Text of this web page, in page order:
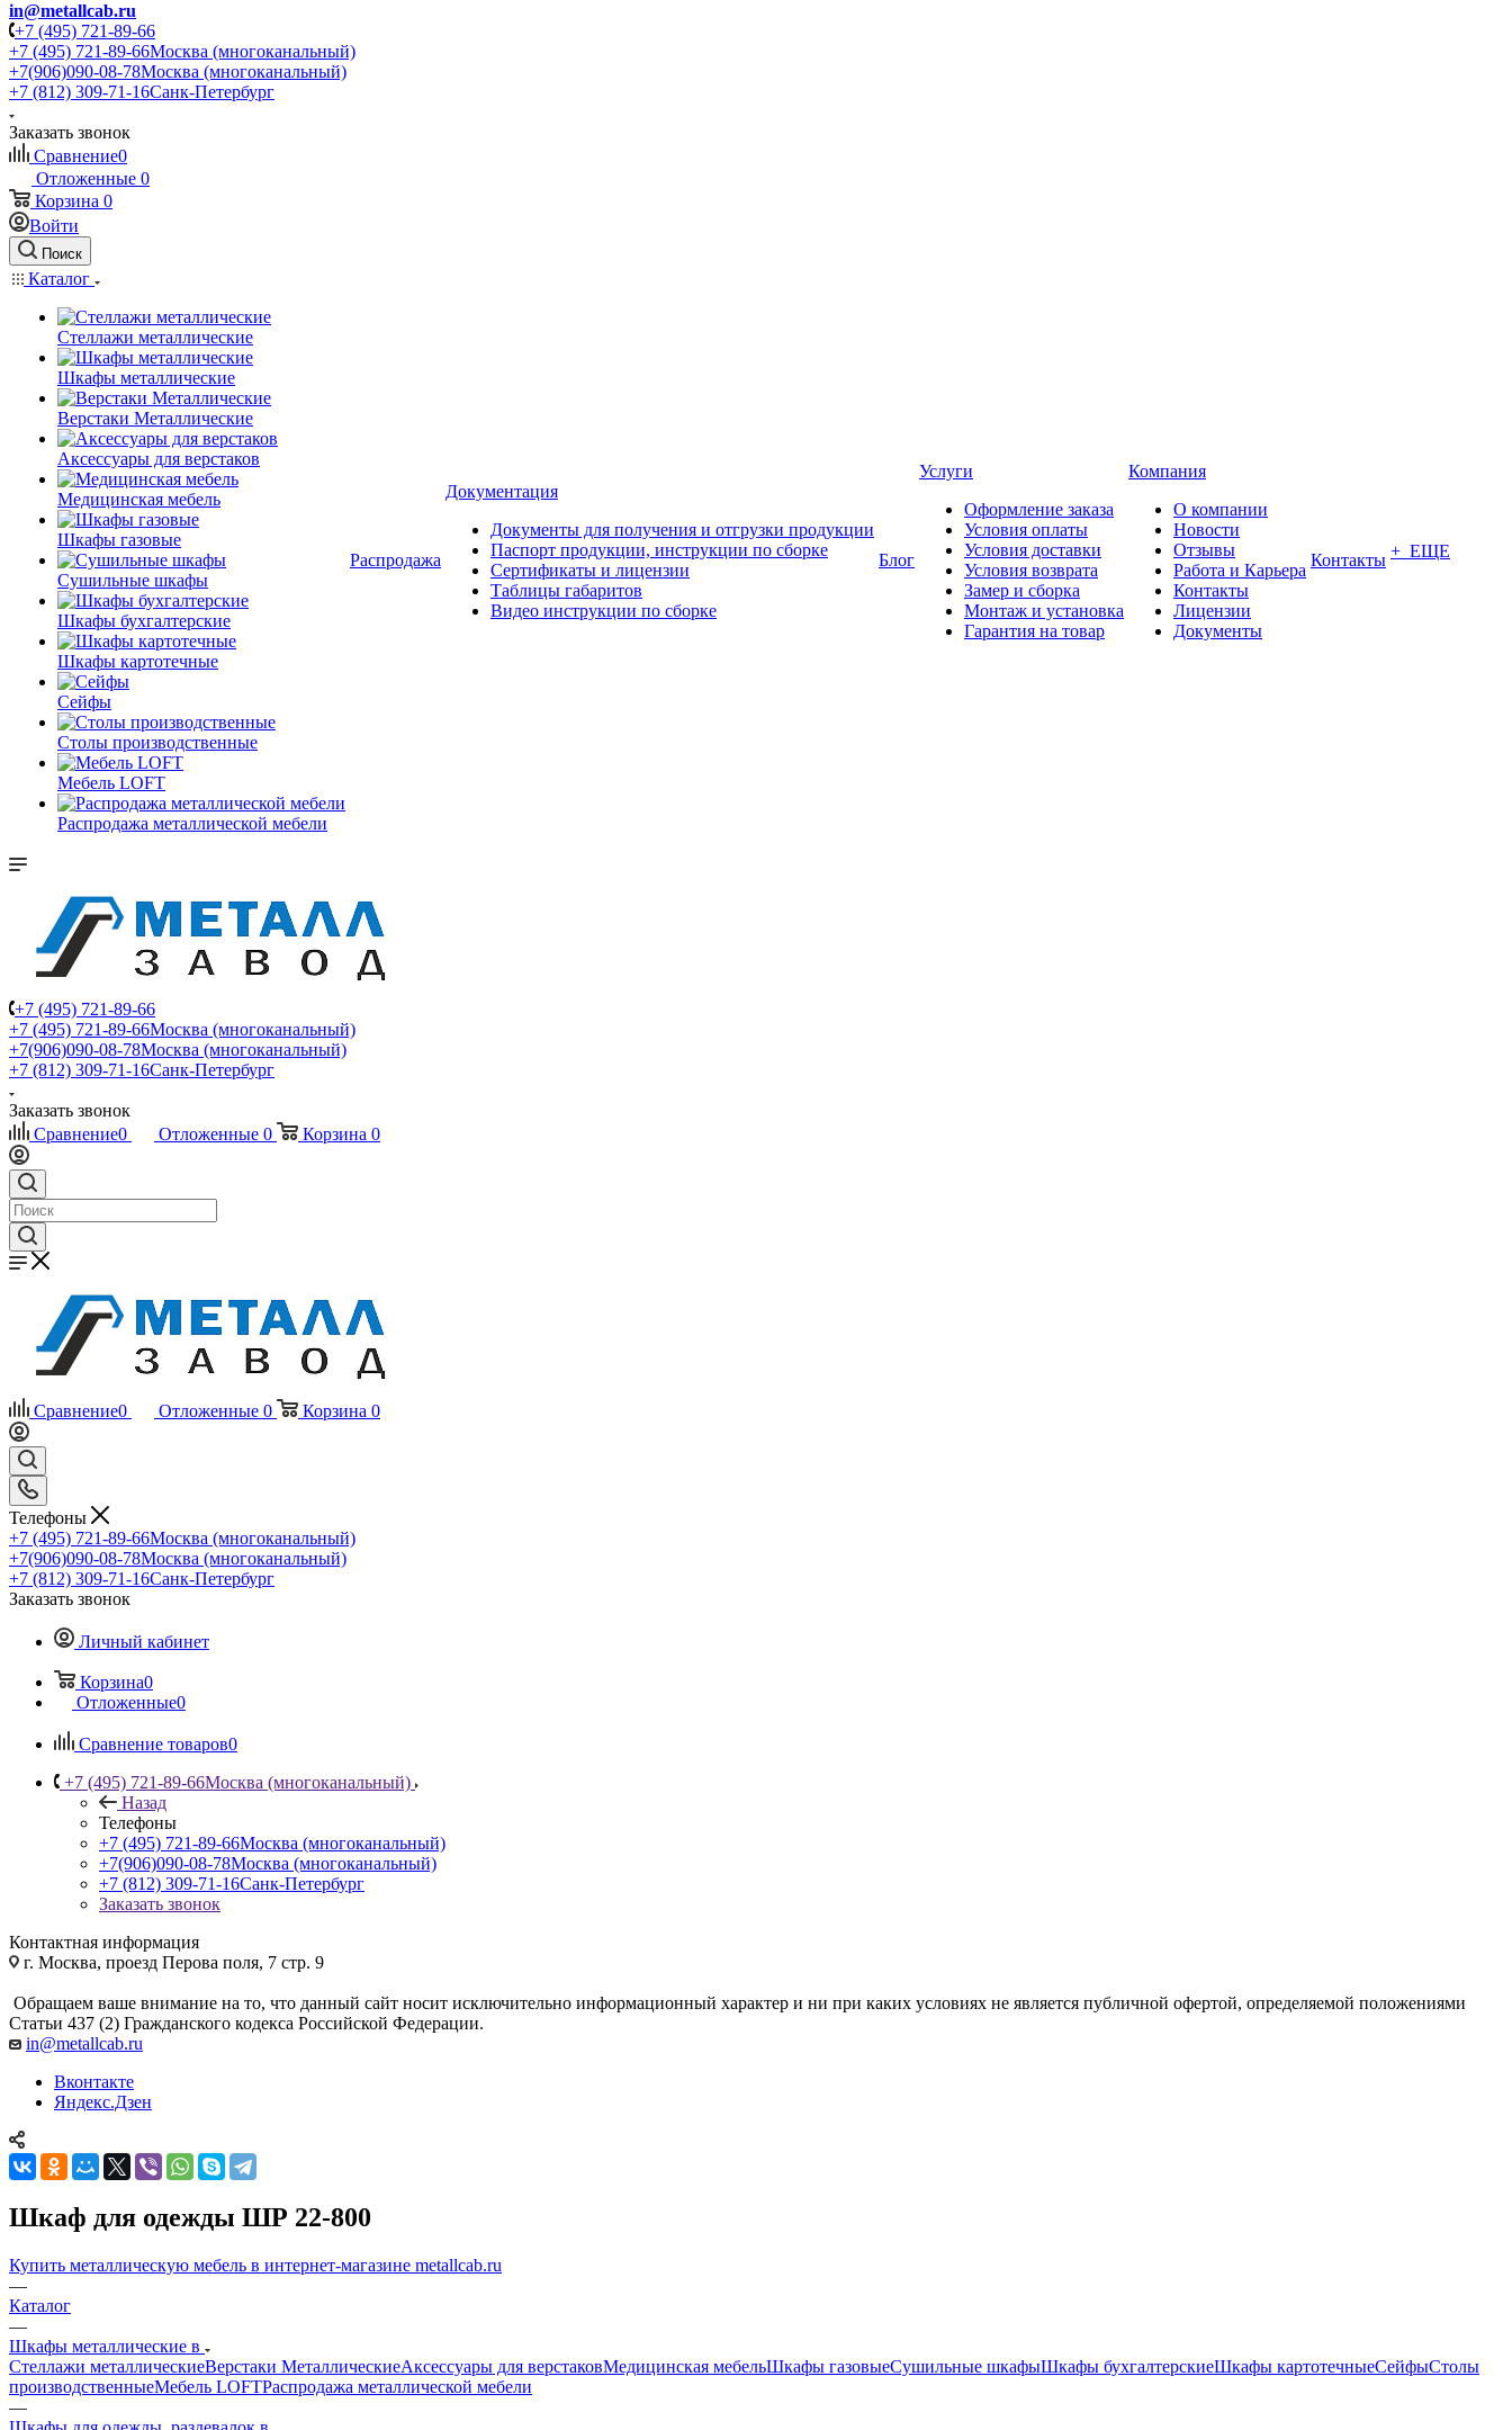
in@metallcab.ru
+7 (495) 721-89-66
+7 (495) 721-89-66Москва (многоканальный)
+7(906)090-08-78Москва (многоканальный)
+7 (812) 309-71-16Санк-Петербург
Заказать звонок
Сравнение0
Отложенные 0
Корзина 0
Войти
Поиск
Каталог
Стеллажи металлические
Шкафы металлические
Верстаки Металлические
Аксессуары для верстаков
Медицинская мебель
Шкафы газовые
Сушильные шкафы
Шкафы бухгалтерские
Шкафы картотечные
Сейфы
Столы производственные
Мебель LOFT
Распродажа металлической мебели
Распродажа
Документация
Документы для получения и отгрузки продукции
Паспорт продукции, инструкции по сборке
Сертификаты и лицензии
Таблицы габаритов
Видео инструкции по сборке
Блог
Услуги
Оформление заказа
Условия оплаты
Условия доставки
Условия возврата
Замер и сборка
Монтаж и установка
Гарантия на товар
Компания
О компании
Новости
Отзывы
Работа и Карьера
Контакты
Лицензии
Документы
Контакты + ЕЩЕ
+7 (495) 721-89-66
+7 (495) 721-89-66Москва (многоканальный)
+7(906)090-08-78Москва (многоканальный)
+7 (812) 309-71-16Санк-Петербург
Заказать звонок
Сравнение0 Отложенные 0 Корзина 0
Сравнение0 Отложенные 0 Корзина 0
Телефоны
+7 (495) 721-89-66Москва (многоканальный)
+7(906)090-08-78Москва (многоканальный)
+7 (812) 309-71-16Санк-Петербург
Заказать звонок
Личный кабинет
Корзина0
Отложенные0
Сравнение товаров0
+7 (495) 721-89-66Москва (многоканальный)
Назад
Телефоны
+7 (495) 721-89-66Москва (многоканальный)
+7(906)090-08-78Москва (многоканальный)
+7 (812) 309-71-16Санк-Петербург
Заказать звонок
Контактная информация
г. Москва, проезд Перова поля, 7 стр. 9
Обращаем ваше внимание на то, что данный сайт носит исключительно информационный характер и ни при каких условиях не является публичной офертой, определяемой положениями
Статьи 437 (2) Гражданского кодекса Российской Федерации.
in@metallcab.ru
Вконтакте
Яндекс.Дзен
Шкаф для одежды ШР 22-800
Купить металлическую мебель в интернет-магазине metallcab.ru
—
Каталог
—
Шкафы металлические в
Стеллажи металлическиеВерстаки МеталлическиеАксессуары для верстаковМедицинская мебельШкафы газовыеСушильные шкафыШкафы бухгалтерскиеШкафы картотечныеСейфыСтолы
производственныеМебель LOFTРаспродажа металлической мебели
—